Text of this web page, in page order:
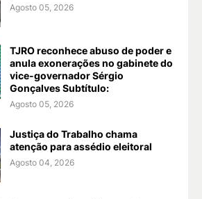
Agosto 05, 2026
TJRO reconhece abuso de poder e
anula exonerações no gabinete do
vice-governador Sérgio
Gonçalves Subtítulo:
Agosto 05, 2026
Justiça do Trabalho chama
atenção para assédio eleitoral
Agosto 04, 2026